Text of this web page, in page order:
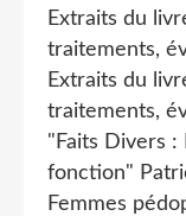
Extraits du
traitements,
Extraits du
traitements,
"Faits Divers
fonction"
Femmes